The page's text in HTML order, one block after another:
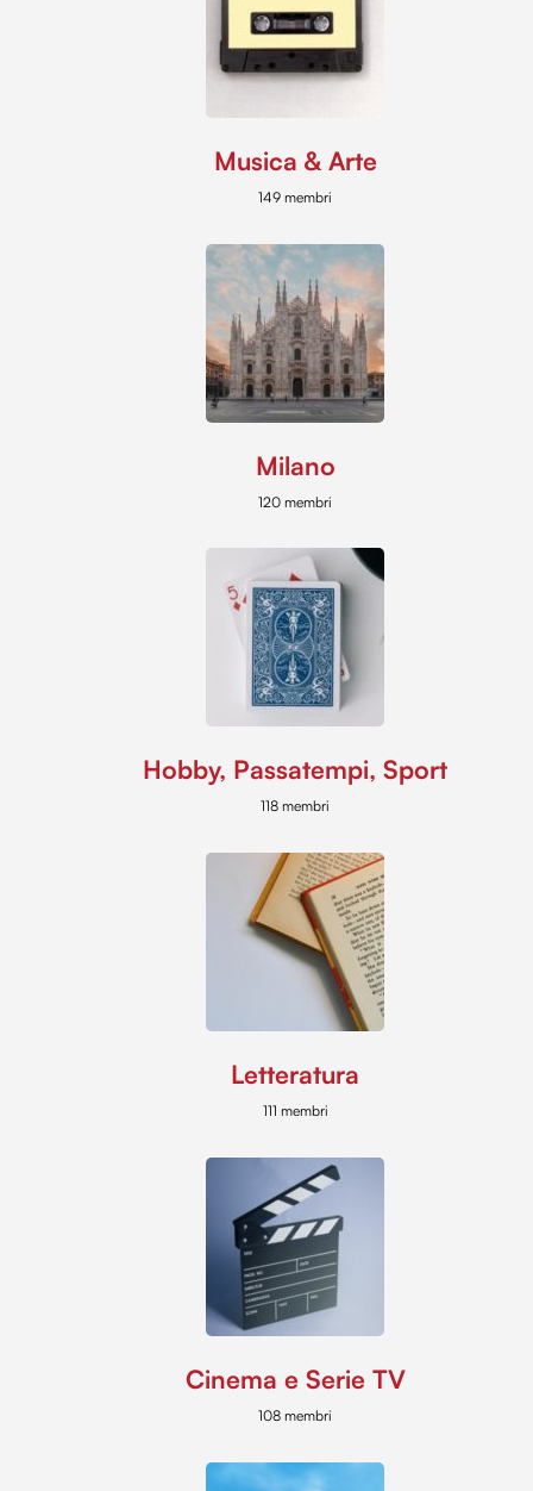
Musica & Arte
149 membri
Milano
120 membri
Hobby, Passatempi, Sport
118 membri
Letteratura
111 membri
Cinema e Serie TV
108 membri